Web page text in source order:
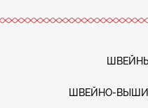
ШВЕЙНО-